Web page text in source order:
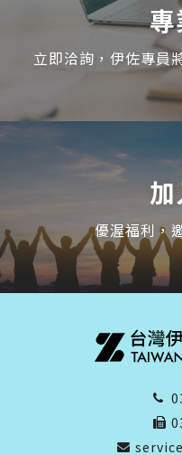
立即洽詢，伊佐專員
優渥福利，